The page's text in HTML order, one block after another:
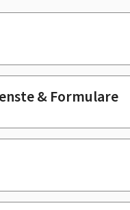
& Formulare